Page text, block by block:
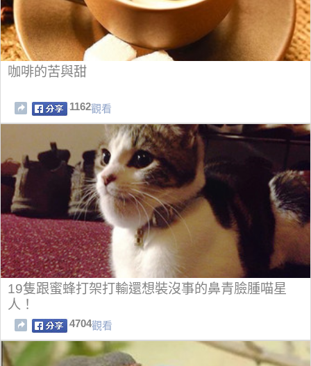
咖啡的苦與甜
1162觀看
19隻跟蜜蜂打架打輸還想裝沒事的鼻青臉腫喵星
人！
4704觀看